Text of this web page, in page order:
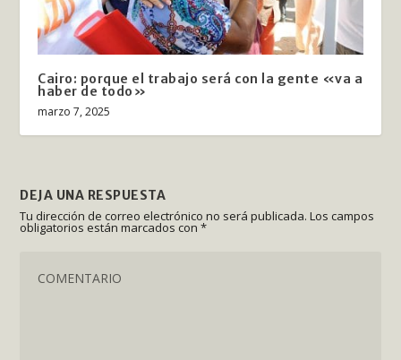
Cairo: porque el trabajo será con la gente «va a
haber de todo»
marzo 7, 2025
DEJA UNA RESPUESTA
Tu dirección de correo electrónico no será publicada. Los campos
obligatorios están marcados con*